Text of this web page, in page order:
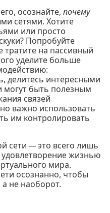
осознайте, почему
сетями. Хотите
или просто
Попробуйте
тратите на пассивный
уделите больше
делитесь интересными
быть полезным
связей
важно использовать
им контролировать
сети — это всего лишь
жизнью
мира.
осознанно, чтобы
не наоборот.